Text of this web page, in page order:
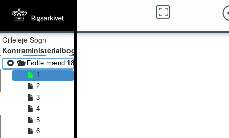
Gilleleje Sogn
Kontraministerialbog
Fødte mænd 1815 - Fødte mænd 1824
1
2
3
4
5
6